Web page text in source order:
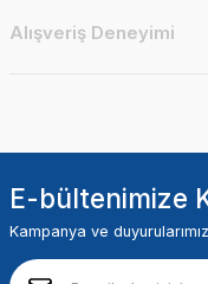
Alışveriş Deneyimi
E-bültenimize
Kampanya ve